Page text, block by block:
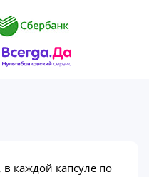
каждой капсуле по